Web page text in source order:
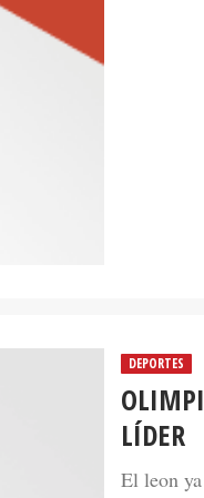
DEPORTES
LÍDER
El leon